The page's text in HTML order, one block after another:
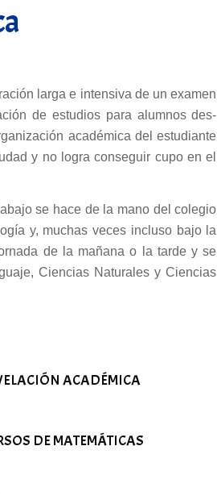
larga e intensiva de un examen
de estudios para alumnos des-
académica del estudiante
y no logra conseguir cupo en el
se hace de la mano del colegio
y, muchas veces incluso bajo la
de la mañana o la tarde y se
Ciencias Naturales y Ciencias
ACADÉMICA
DE MATEMÁTICAS